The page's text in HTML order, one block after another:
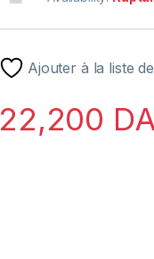
Ajouter à la liste
22,200 DA